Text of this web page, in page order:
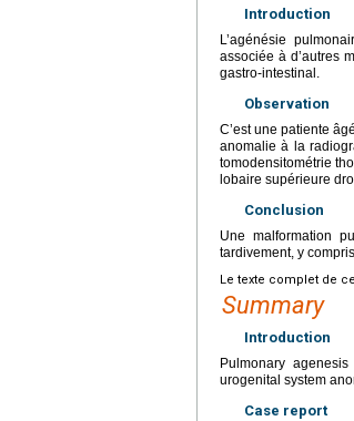
Introduction
L’agénésie
associée à d’autres
gastro-intestinal.
Observation
C’est une patiente
anomalie à la
tomodensitométrie
lobaire supérieure
Conclusion
Une malformation
tardivement, y
Le texte complet de
Summary
Introduction
Pulmonary
urogenital system
Case report